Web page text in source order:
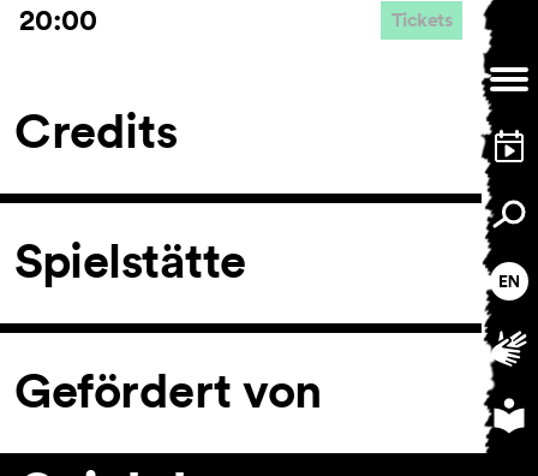
20:00 Tickets
Credits
Spielstätte
Gefördert von